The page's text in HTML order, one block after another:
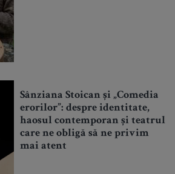
Sânziana Stoican și „Comedia
erorilor”: despre identitate,
haosul contemporan și teatrul
care ne obligă să ne privim
mai atent